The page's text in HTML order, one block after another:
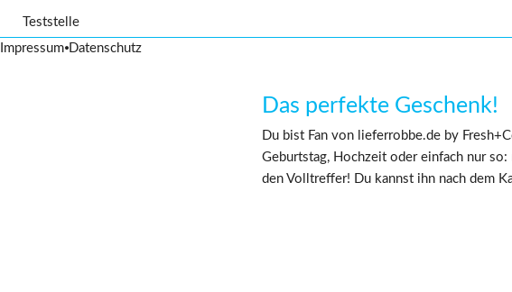
Teststelle
Termin buchen
Impressum⦁Datenschutz
Das perfekte Geschenk!
Du bist Fan von lieferrobbe.de by
Geburtstag, Hochzeit oder einfach nur
den Volltreffer! Du kannst ihn nach dem